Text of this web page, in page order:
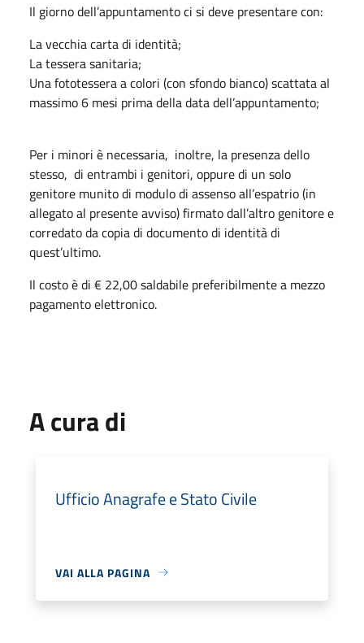
Il giorno dell’appuntamento ci si deve presentare con:
La vecchia carta di identità;
La tessera sanitaria;
Una fototessera a colori (con sfondo bianco) scattata al
massimo 6 mesi prima della data dell’appuntamento;
Per i minori è necessaria, inoltre, la presenza dello
stesso, di entrambi i genitori, oppure di un solo
genitore munito di modulo di assenso all’espatrio (in
allegato al presente avviso) firmato dall’altro genitore e
corredato da copia di documento di identità di
quest’ultimo.
Il costo è di € 22,00 saldabile preferibilmente a mezzo
pagamento elettronico.
A cura di
Ufficio Anagrafe e Stato Civile
VAI ALLA PAGINA